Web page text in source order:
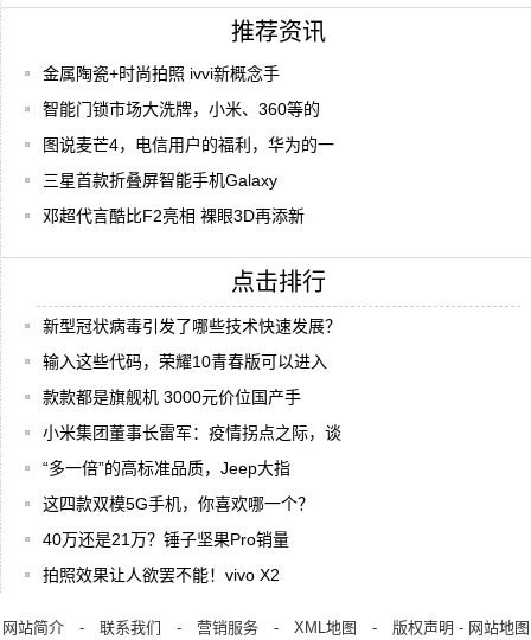
推荐资讯
金属陶瓷+时尚拍照 ivvi新概念手
智能门锁市场大洗牌，小米、360等的
图说麦芒4，电信用户的福利，华为的一
三星首款折叠屏智能手机Galaxy
邓超代言酷比F2亮相 裸眼3D再添新
点击排行
新型冠状病毒引发了哪些技术快速发展？
输入这些代码，荣耀10青春版可以进入
款款都是旗舰机 3000元价位国产手
小米集团董事长雷军：疫情拐点之际，谈
“多一倍”的高标准品质，Jeep大指
这四款双模5G手机，你喜欢哪一个？
40万还是21万？锤子坚果Pro销量
拍照效果让人欲罢不能！vivo X2
网站简介- 联系我们 - 营销服务- XML地图 - 版权声明 - 网站地图